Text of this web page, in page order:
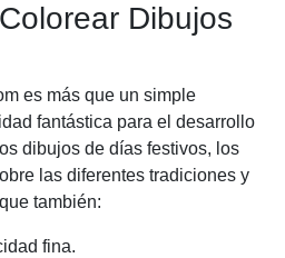
Dibujos
es más que un simple
fantástica para el desarrollo
dibujos de días festivos, los
las diferentes tradiciones y
también:
fina.